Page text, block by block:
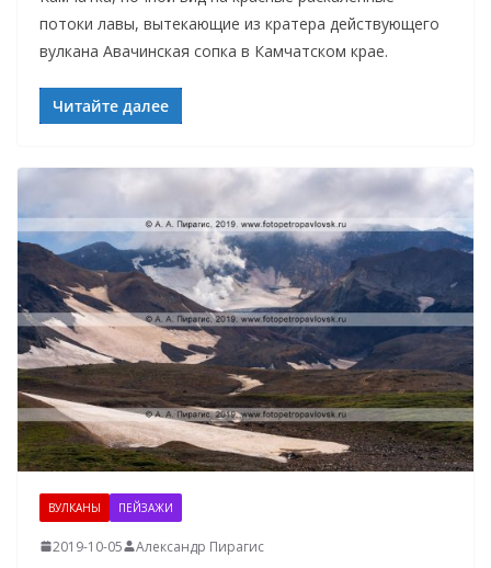
потоки лавы, вытекающие из кратера действующего
вулкана Авачинская сопка в Камчатском крае.
Читайте далее
ВУЛКАНЫ ПЕЙЗАЖИ
2019-10-05 Александр Пирагис